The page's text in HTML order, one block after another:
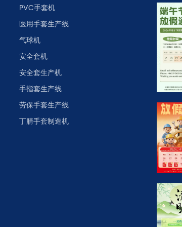
PVC手套机
医用手套生产线
气球机
安全套机
安全套生产机
手指套生产线
劳保手套生产线
丁腈手套制造机